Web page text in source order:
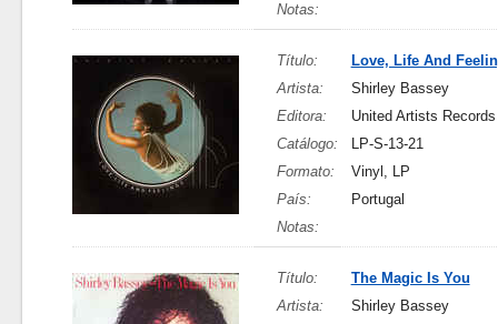
Notas:
Título:
Love, Life And
Artista:
Shirley Bassey
Editora:
United Artists Records
Catálogo:
LP-S-13-21
Formato:
Vinyl, LP
País:
Portugal
Notas:
Título:
The Magic Is You
Artista:
Shirley Bassey